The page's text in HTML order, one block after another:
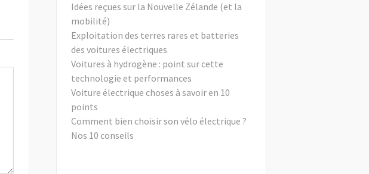
Idées reçues sur la Nouvelle Zélande (et la
mobilité)
Exploitation des terres rares et batteries
des voitures électriques
Voitures à hydrogène : point sur cette
technologie et performances
Voiture électrique choses à savoir en 10
points
Comment bien choisir son vélo électrique ?
Nos 10 conseils